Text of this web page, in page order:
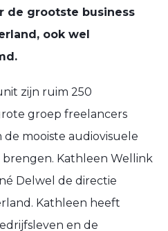
de grootste business
ook wel
zijn ruim 250
groep freelancers
mooiste audiovisuele
Kathleen Wellink
Delwel de directie
Kathleen heeft
en de